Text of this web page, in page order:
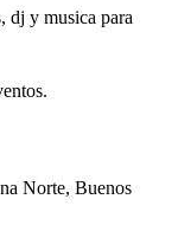
dj y musica para
Norte, Buenos